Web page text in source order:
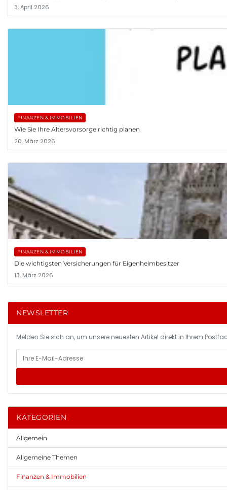
3. April 2026
FINANZEN & IMMOBILIEN
Wie Sie Ihre Altersvorsorge richtig planen
20. März 2026
FINANZEN & IMMOBILIEN
Die wichtigsten Versicherungen für Eigenheimbesitzer
13. März 2026
NEWSLETTER
Melden Sie sich an, um unsere neuesten Artikel direkt in Ihrem
KATEGORIEN
Allgemein
Allgemeine Themen
Finanzen & Immobilien